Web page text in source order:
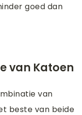
goed dan
van Katoen
van
beste van beide